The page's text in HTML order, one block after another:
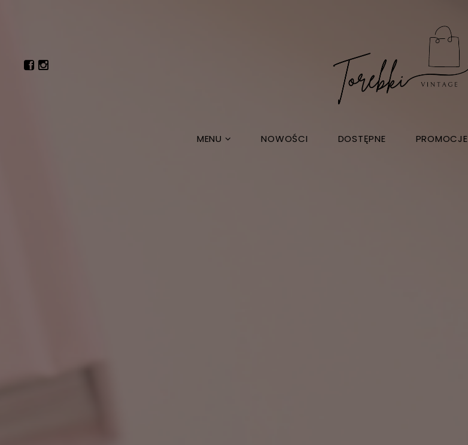
MENU NOWOŚCI DOSTĘPNE PROMOCJE